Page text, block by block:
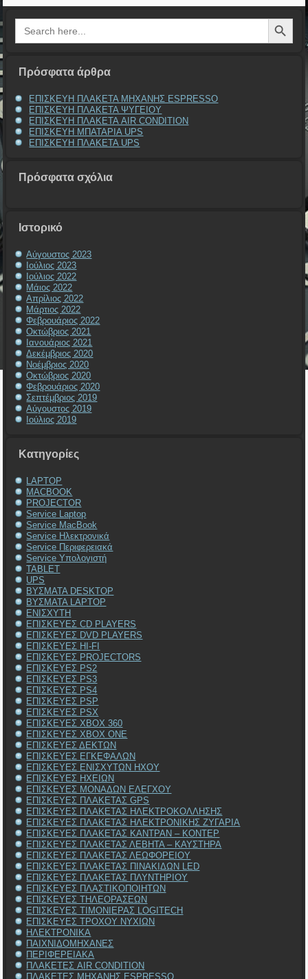
Search
for:
Search Button
Πρόσφατα άρθρα
ΕΠΙΣΚΕΥΗ ΠΛΑΚΕΤΑ ΜΗΧΑΝΗΣ ESPRESSO
ΕΠΙΣΚΕΥΗ ΠΛΑΚΕΤΑ ΨΥΓΕΙΟΥ
ΕΠΙΣΚΕΥΗ ΠΛΑΚΕΤΑ AIR CONDITION
ΕΠΙΣΚΕΥΗ ΜΠΑΤΑΡΙΑ UPS
ΕΠΙΣΚΕΥΗ ΠΛΑΚΕΤΑ UPS
Πρόσφατα σχόλια
Ιστορικό
Αύγουστος 2023
Ιούλιος 2023
Ιούλιος 2022
Μάιος 2022
Απρίλιος 2022
Μάρτιος 2022
Φεβρουάριος 2022
Οκτώβριος 2021
Ιανουάριος 2021
Δεκέμβριος 2020
Νοέμβριος 2020
Οκτώβριος 2020
Φεβρουάριος 2020
Σεπτέμβριος 2019
Αύγουστος 2019
Ιούλιος 2019
Kατηγορίες
LAPTOP
MACBOOK
PROJECTOR
Service Laptop
Service MacBook
Service Ηλεκτρονικά
Service Περιφερειακά
Service Υπολογιστή
TABLET
UPS
ΒΥΣΜΑΤΑ DESKTOP
ΒΥΣΜΑΤΑ LAPTOP
ΕΝΙΣΧΥΤΗ
ΕΠΙΣΚΕΥΕΣ CD PLAYERS
ΕΠΙΣΚΕΥΕΣ DVD PLAYERS
ΕΠΙΣΚΕΥΕΣ HI-FI
ΕΠΙΣΚΕΥΕΣ PROJECTORS
ΕΠΙΣΚΕΥΕΣ PS2
ΕΠΙΣΚΕΥΕΣ PS3
ΕΠΙΣΚΕΥΕΣ PS4
ΕΠΙΣΚΕΥΕΣ PSP
ΕΠΙΣΚΕΥΕΣ PSX
ΕΠΙΣΚΕΥΕΣ XBOX 360
ΕΠΙΣΚΕΥΕΣ XBOX ONE
ΕΠΙΣΚΕΥΕΣ ΔΕΚΤΩΝ
ΕΠΙΣΚΕΥΕΣ ΕΓΚΕΦΑΛΩΝ
ΕΠΙΣΚΕΥΕΣ ΕΝΙΣΧΥΤΩΝ ΗΧΟΥ
ΕΠΙΣΚΕΥΕΣ ΗΧΕΙΩΝ
ΕΠΙΣΚΕΥΕΣ ΜΟΝΑΔΩΝ ΕΛΕΓΧΟΥ
ΕΠΙΣΚΕΥΕΣ ΠΛΑΚΕΤΑΣ GPS
ΕΠΙΣΚΕΥΕΣ ΠΛΑΚΕΤΑΣ ΗΛΕΚΤΡΟΚΟΛΛΗΣΗΣ
ΕΠΙΣΚΕΥΕΣ ΠΛΑΚΕΤΑΣ ΗΛΕΚΤΡΟΝΙΚΗΣ ΖΥΓΑΡΙΑ
ΕΠΙΣΚΕΥΕΣ ΠΛΑΚΕΤΑΣ ΚΑΝΤΡΑΝ – ΚΟΝΤΕΡ
ΕΠΙΣΚΕΥΕΣ ΠΛΑΚΕΤΑΣ ΛΕΒΗΤΑ – ΚΑΥΣΤΗΡΑ
ΕΠΙΣΚΕΥΕΣ ΠΛΑΚΕΤΑΣ ΛΕΩΦΟΡΕΙΟΥ
ΕΠΙΣΚΕΥΕΣ ΠΛΑΚΕΤΑΣ ΠΙΝΑΚΙΔΩΝ LED
ΕΠΙΣΚΕΥΕΣ ΠΛΑΚΕΤΑΣ ΠΛΥΝΤΗΡΙΟΥ
ΕΠΙΣΚΕΥΕΣ ΠΛΑΣΤΙΚΟΠΟΙΗΤΩΝ
ΕΠΙΣΚΕΥΕΣ ΤΗΛΕΟΡΑΣΕΩΝ
ΕΠΙΣΚΕΥΕΣ ΤΙΜΟΝΙΕΡΑΣ LOGITECH
ΕΠΙΣΚΕΥΕΣ ΤΡΟΧΟΥ ΝΥΧΙΩΝ
ΗΛΕΚΤΡΟΝΙΚΑ
ΠΑΙΧΝΙΔΟΜΗΧΑΝΕΣ
ΠΕΡΙΦΕΡΕΙΑΚΑ
ΠΛΑΚΕΤΕΣ AIR CONDITION
ΠΛΑΚΕΤΕΣ ΜΗΧΑΝΗΣ ESPRESSO